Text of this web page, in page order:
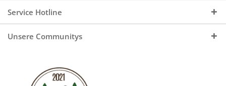
Service Hotline
Unsere Communitys